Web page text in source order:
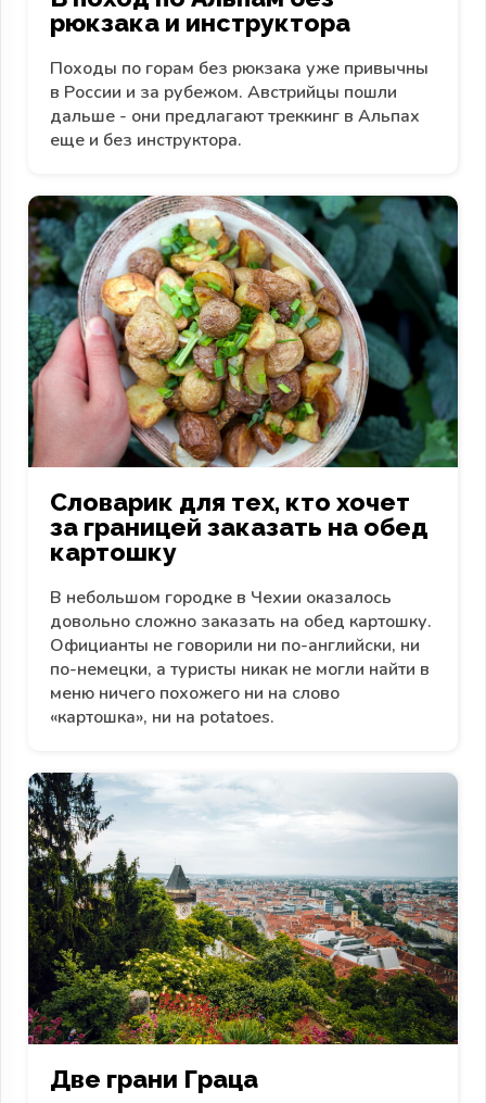
рюкзака и инструктора
Походы по горам без рюкзака уже привычны
в России и за рубежом. Австрийцы пошли
дальше - они предлагают треккинг в Альпах
еще и без инструктора.
Словарик для тех, кто хочет
за границей заказать на обед
картошку
В небольшом городке в Чехии оказалось
довольно сложно заказать на обед картошку.
Официанты не говорили ни по-английски, ни
по-немецки, а туристы никак не могли найти в
меню ничего похожего ни на слово
«картошка», ни на potatoes.
Две грани Граца